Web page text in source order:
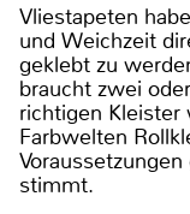
Vliestapeten
und Weichzeit
geklebt zu
braucht zwei
richtigen Kleister
Farbwelten
stimmt.